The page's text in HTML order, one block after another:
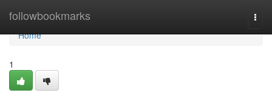
followbookmarks
Home
Home
1